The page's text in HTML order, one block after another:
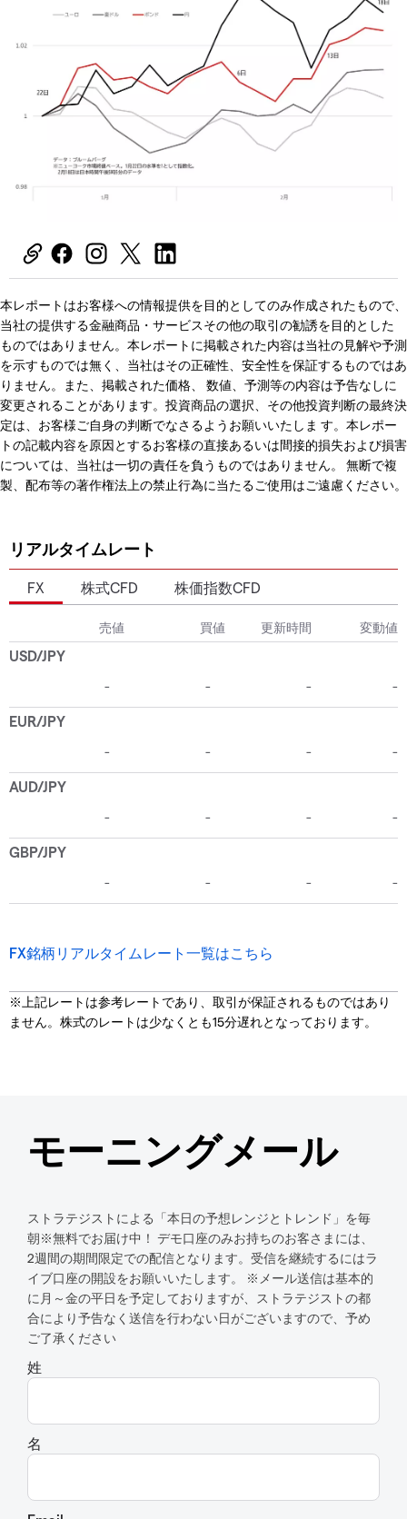
本レポートはお客様への情報提供を目的としてのみ作成されたもので、
当社の提供する金融商品・サービスその他の取引の勧誘を目的とした
ものではありません。本レポートに掲載された内容は当社の見解や予測
を示すものでは無く、当社はその正確性、安全性を保証するものではあ
りません。また、掲載された価格、 数値、予測等の内容は予告なしに
変更されることがあります。投資商品の選択、その他投資判断の最終決
定は、お客様ご自身の判断でなさるようお願いいたしま す。本レポー
トの記載内容を原因とするお客様の直接あるいは間接的損失および損害
については、当社は一切の責任を負うものではありません。 無断で複
製、配布等の著作権法上の禁止行為に当たるご使用はご遠慮ください。
リアルタイムレート
FX 株式CFD 株価指数CFD
FX銘柄リアルタイムレート一覧はこちら
※上記レートは参考レートであり、取引が保証されるものではあり
ません。株式のレートは少なくとも15分遅れとなっております。
モーニングメール
ストラテジストによる「本日の予想レンジとトレンド」を毎
朝※無料でお届け中！ デモ口座のみお持ちのお客さまには、
2週間の期間限定での配信となります。受信を継続するにはラ
イブ口座の開設をお願いいたします。 ※メール送信は基本的
に月～金の平日を予定しておりますが、ストラテジストの都
合により予告なく送信を行わない日がございますので、予め
ご了承ください
姓
名